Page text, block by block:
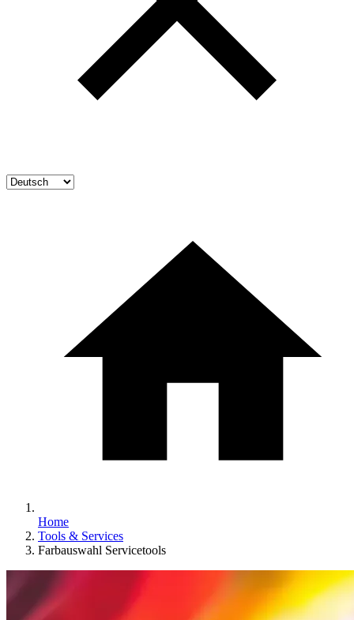
Home
Tools & Services
Farbauswahl Servicetools